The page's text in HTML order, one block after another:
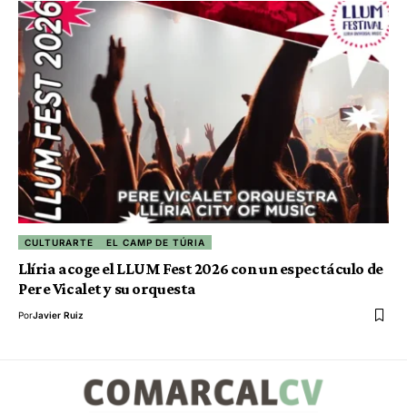
CULTURARTE EL CAMP DE TÚRIA
Llíria acoge el LLUM Fest 2026 con un espectáculo de
Pere Vicalet y su orquesta
PorJavier Ruiz